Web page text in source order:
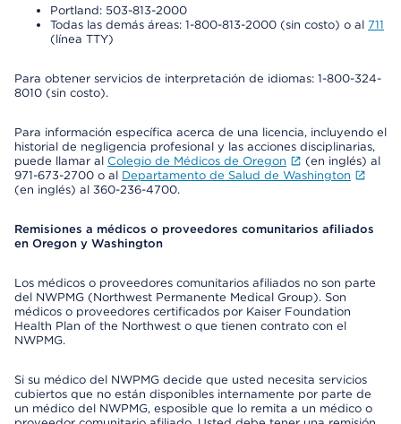
Portland: 503-813-2000
Todas las demás áreas: 1-800-813-2000 (sin costo) o al 711
(línea TTY)
Para obtener servicios de interpretación de idiomas: 1-800-324-
8010 (sin costo).
Para información específica acerca de una licencia, incluyendo el
historial de negligencia profesional y las acciones disciplinarias,
puede llamar al Colegio de Médicos de Oregon
(en inglés) al
971-673-2700 o al Departamento de Salud de Washington
(en inglés) al 360-236-4700.
Remisiones a médicos o proveedores comunitarios afiliados
en Oregon y Washington
Los médicos o proveedores comunitarios afiliados no son parte
del NWPMG (Northwest Permanente Medical Group). Son
médicos o proveedores certificados por Kaiser Foundation
Health Plan of the Northwest o que tienen contrato con el
NWPMG.
Si su médico del NWPMG decide que usted necesita servicios
cubiertos que no están disponibles internamente por parte de
un médico del NWPMG, esposible que lo remita a un médico o